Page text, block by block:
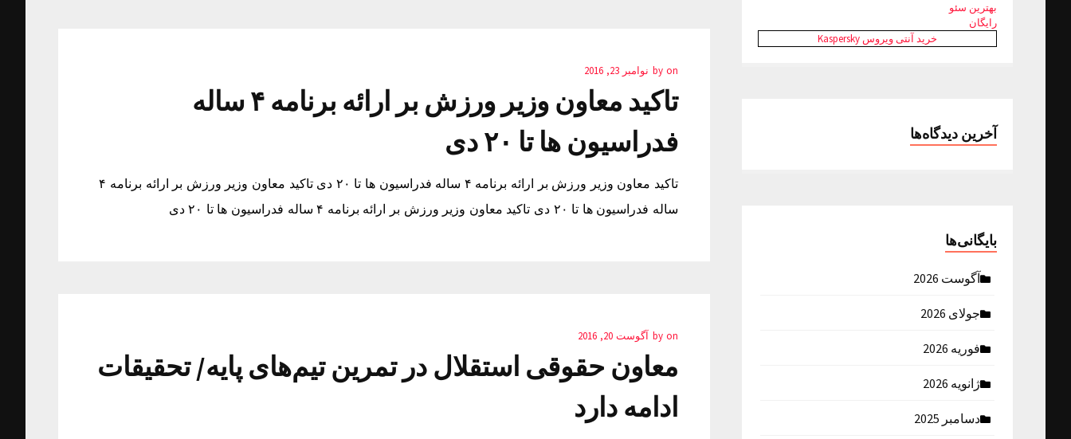
by on نوامبر 23, 2016
تاکید معاون وزیر ورزش بر ارائه برنامه ۴ ساله
فدراسیون ها تا ۲۰ دی
تاکید معاون وزیر ورزش بر ارائه برنامه ۴ ساله فدراسیون ها تا ۲۰ دی تاکید معاون وزیر ورزش بر ارائه برنامه ۴
ساله فدراسیون ها تا ۲۰ دی تاکید معاون وزیر ورزش بر ارائه برنامه ۴ ساله فدراسیون ها تا ۲۰ دی
by on آگوست 20, 2016
معاون حقوقی استقلال در تمرین تیم‌های پایه/ تحقیقات
ادامه دارد
بهترین سئو
رایگان
خرید آنتی ویروس Kaspersky
آخرین دیدگاه‌ها
بایگانی‌ها
آگوست 2026
جولای 2026
فوریه 2026
ژانویه 2026
دسامبر 2025